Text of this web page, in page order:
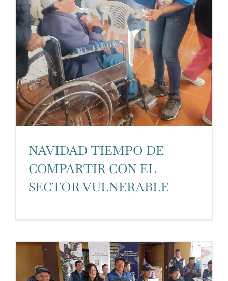
NAVIDAD TIEMPO DE
COMPARTIR CON EL
SECTOR VULNERABLE